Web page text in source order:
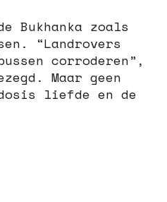
Bukhanka zoals
“Landrovers
corroderen”,
Maar geen
liefde en de